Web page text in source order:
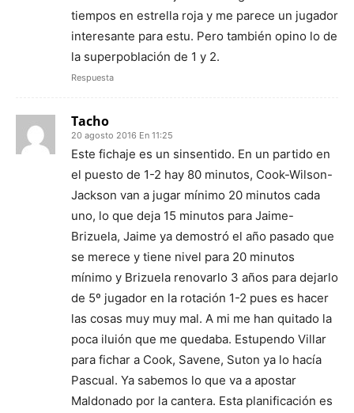
tiempos en estrella roja y me parece un jugador
interesante para estu. Pero también opino lo de
la superpoblación de 1 y 2.
Respuesta
Tacho
20 agosto 2016 En 11:25
Este fichaje es un sinsentido. En un partido en
el puesto de 1-2 hay 80 minutos, Cook-Wilson-
Jackson van a jugar mínimo 20 minutos cada
uno, lo que deja 15 minutos para Jaime-
Brizuela, Jaime ya demostró el año pasado que
se merece y tiene nivel para 20 minutos
mínimo y Brizuela renovarlo 3 años para dejarlo
de 5º jugador en la rotación 1-2 pues es hacer
las cosas muy muy mal. A mi me han quitado la
poca iluión que me quedaba. Estupendo Villar
para fichar a Cook, Savene, Suton ya lo hacía
Pascual. Ya sabemos lo que va a apostar
Maldonado por la cantera. Esta planificación es